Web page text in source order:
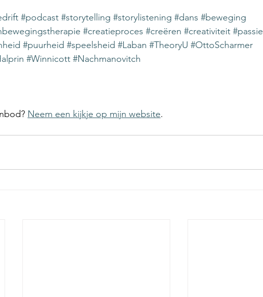
#podcast #storytelling #storylistening #dans #beweging
#creatieproces #creëren #creativiteit #passie
#puurheid #speelsheid #Laban #TheoryU #OttoScharmer
#Winnicott #Nachmanovitch
Neem een kijkje op mijn website.